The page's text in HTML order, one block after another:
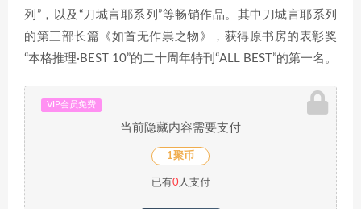
列”，以及“刀城言耶系列”等畅销作品。其中刀城言耶系列
的第三部长篇《如首无作祟之物》，获得原书房的表彰奖
“本格推理·BEST 10”的二十周年特刊“ALL BEST”的第一名。
VIP会员免费
当前隐藏内容需要支付
1聚币
已有0人支付